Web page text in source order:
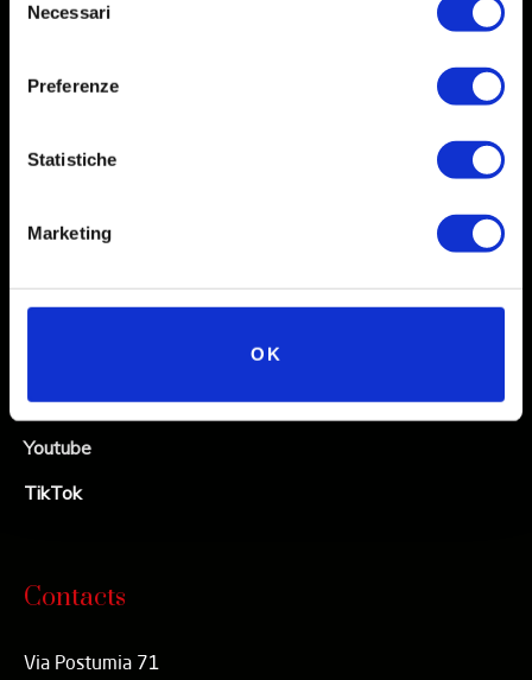
delNecessari
Preferenze
Statistiche
Marketing
OK
Facebook
Linkedin
Youtube
TikTok
Contacts
Via Postumia 71